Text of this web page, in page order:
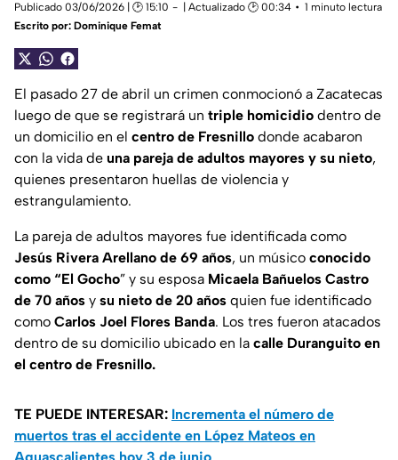
Publicado 03/06/2026 | 🕑 15:10 | Actualizado 🕑 00:34
1 minuto lectura
Escrito por: Dominique Femat
El pasado 27 de abril un crimen conmocionó a Zacatecas
luego de que se registrará un triple homicidio dentro de
un domicilio en el centro de Fresnillo donde acabaron
con la vida de una pareja de adultos mayores y su nieto,
quienes presentaron huellas de violencia y
estrangulamiento.
La pareja de adultos mayores fue identificada como
Jesús Rivera Arellano de 69 años, un músico conocido
como “El Gocho” y su esposa Micaela Bañuelos Castro
de 70 años y su nieto de 20 años quien fue identificado
como Carlos Joel Flores Banda. Los tres fueron atacados
dentro de su domicilio ubicado en la calle Duranguito en
el centro de Fresnillo.
TE PUEDE INTERESAR: Incrementa el número de
muertos tras el accidente en López Mateos en